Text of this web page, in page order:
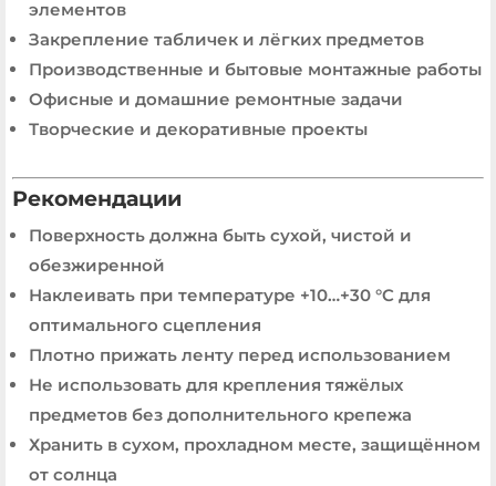
элементов
Закрепление табличек и лёгких предметов
Производственные и бытовые монтажные работы
Офисные и домашние ремонтные задачи
Творческие и декоративные проекты
Рекомендации
Поверхность должна быть сухой, чистой и
обезжиренной
Наклеивать при температуре +10…+30 °C для
оптимального сцепления
Плотно прижать ленту перед использованием
Не использовать для крепления тяжёлых
предметов без дополнительного крепежа
Хранить в сухом, прохладном месте, защищённом
от солнца